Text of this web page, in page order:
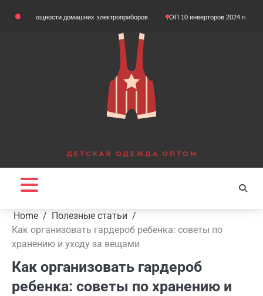
домашних электроприборов ТОП 10 инверторов 2024 года Що
Home
Полезные статьи
Как организовать гардероб ребенка: советы по
хранению и уходу за вещами
Как организовать гардероб
ребенка: советы по хранению и